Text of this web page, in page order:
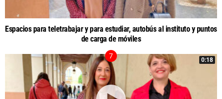
Espacios para teletrabajar y para estudiar, autobús al instituto y puntos
de carga de móviles
0:18